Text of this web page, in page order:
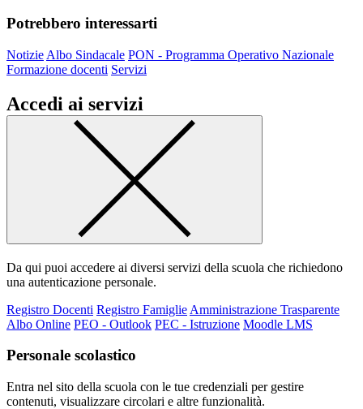
Potrebbero interessarti
Notizie Albo Sindacale PON - Programma Operativo Nazionale
Formazione docenti Servizi
Accedi ai servizi
Da qui puoi accedere ai diversi servizi della scuola che richiedono
una autenticazione personale.
Registro Docenti Registro Famiglie Amministrazione Trasparente
Albo Online PEO - Outlook PEC - Istruzione Moodle LMS
Personale scolastico
Entra nel sito della scuola con le tue credenziali per gestire
contenuti, visualizzare circolari e altre funzionalità.